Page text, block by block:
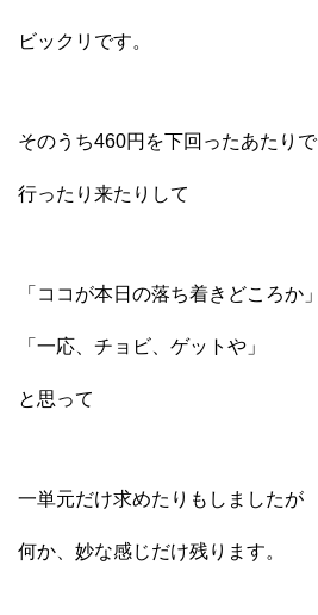
ビックリです。
そのうち460円を下回ったあたりで
行ったり来たりして
「ココが本日の落ち着きどころか」
「一応、チョビ、ゲットや」
と思って
一単元だけ求めたりもしましたが
何か、妙な感じだけ残ります。